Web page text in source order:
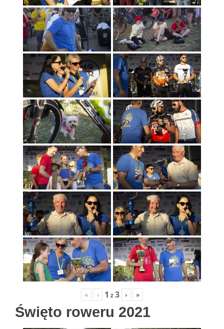
« ‹ 1 z3 › »
Święto roweru 2021